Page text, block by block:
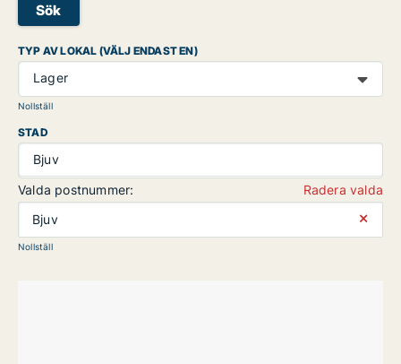
Sök
TYP AV LOKAL (VÄLJ ENDAST EN)
Lager
Nollställ
STAD
Bjuv
Valda postnummer:
Radera valda
Bjuv
⨯
Nollställ